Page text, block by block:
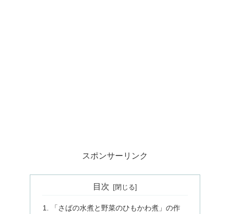
スポンサーリンク
目次
「さばの水煮と野菜のひもかわ煮」の作